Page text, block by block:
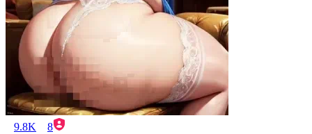
9.8K 8